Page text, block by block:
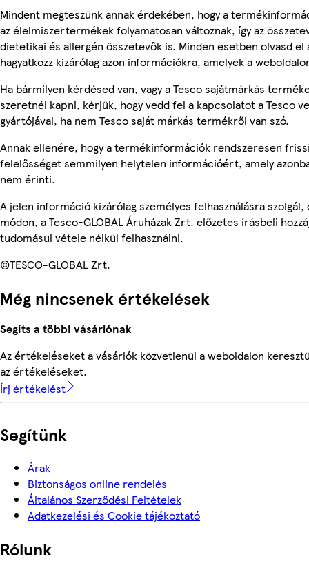
Mindent megteszünk annak érdekében, hogy a
az élelmiszertermékek folyamatosan változnak, így az
dietetikai és allergén összetevők is. Minden esetben olvasd
hagyatkozz kizárólag azon információkra, amelyek a
Ha bármilyen kérdésed van, vagy a Tesco sajátmárkás
szeretnél kapni, kérjük, hogy vedd fel a kapcsolatot a Tesco
gyártójával, ha nem Tesco saját márkás termékről van szó.
Annak ellenére, hogy a termékinformációk rendszeresen
felelősséget semmilyen helytelen információért, amely
nem érinti.
A jelen információ kizárólag személyes felhasználásra
módon, a Tesco-GLOBAL Áruházak Zrt. előzetes írásbeli
tudomásul vétele nélkül felhasználni.
©TESCO-GLOBAL Zrt.
Még nincsenek értékelések
Segíts a többi vásárlónak
Az értékeléseket a vásárlók közvetlenül a weboldalon
az értékeléseket.
Írj értékelést
Segítünk
Árak
Biztonságos online rendelés
Általános Szerződési Feltételek
Adatkezelési és Cookie tájékoztató
Rólunk